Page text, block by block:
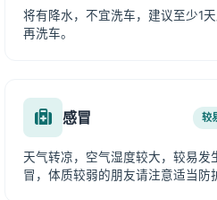
将有降水，不宜洗车，建议至少1
再洗车。
感冒 较
天气转凉，空气湿度较大，较易发
冒，体质较弱的朋友请注意适当防